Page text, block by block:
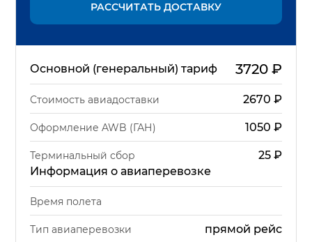
РАССЧИТАТЬ ДОСТАВКУ
Основной (генеральный) тариф 3720₽
Стоимость авиадоставки 2670 ₽
Оформление AWB (ГАН) 1050 ₽
Терминальный сбор 25₽
Информация о авиаперевозке
Время полета
Тип авиаперевозки прямой рейс